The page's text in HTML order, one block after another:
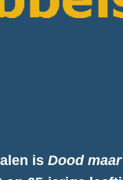
isDood